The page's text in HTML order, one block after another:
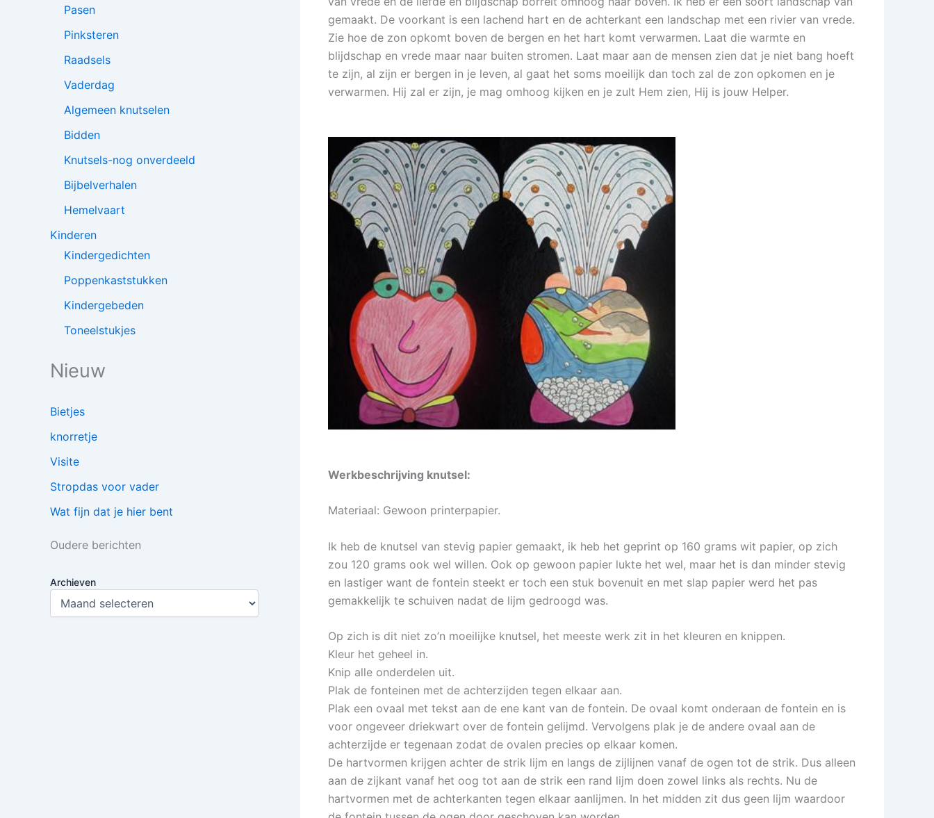
Pasen
Pinksteren
Raadsels
Vaderdag
Algemeen knutselen
Bidden
Knutsels-nog onverdeeld
Bijbelverhalen
Hemelvaart
Kinderen
Kindergedichten
Poppenkaststukken
Kindergebeden
Toneelstukjes
Nieuw
Bietjes
knorretje
Visite
Stropdas voor vader
Wat fijn dat je hier bent
Oudere berichten
Archieven
gemaakt. De voorkant is een lachend hart en de achterkant een landschap met een rivier van vrede.
Zie hoe de zon opkomt boven de bergen en het hart komt verwarmen. Laat die warmte en
blijdschap en vrede maar naar buiten stromen. Laat maar aan de mensen zien dat je niet bang hoeft
te zijn, al zijn er bergen in je leven, al gaat het soms moeilijk dan toch zal de zon opkomen en je
verwarmen. Hij zal er zijn, je mag omhoog kijken en je zult Hem zien, Hij is jouw Helper.
Werkbeschrijving knutsel:
Materiaal: Gewoon printerpapier.
Ik heb de knutsel van stevig papier gemaakt, ik heb het geprint op 160 grams wit papier, op zich
zou 120 grams ook wel willen. Ook op gewoon papier lukte het wel, maar het is dan minder stevig
en lastiger want de fontein steekt er toch een stuk bovenuit en met slap papier werd het pas
gemakkelijk te schuiven nadat de lijm gedroogd was.
Op zich is dit niet zo’n moeilijke knutsel, het meeste werk zit in het kleuren en knippen.
Kleur het geheel in.
Knip alle onderdelen uit.
Plak de fonteinen met de achterzijden tegen elkaar aan.
Plak een ovaal met tekst aan de ene kant van de fontein. De ovaal komt onderaan de fontein en is
voor ongeveer driekwart over de fontein gelijmd. Vervolgens plak je de andere ovaal aan de
achterzijde er tegenaan zodat de ovalen precies op elkaar komen.
De hartvormen krijgen achter de strik lijm en langs de zijlijnen vanaf de ogen tot de strik. Dus alleen
aan de zijkant vanaf het oog tot aan de strik een rand lijm doen zowel links als rechts. Nu de
hartvormen met de achterkanten tegen elkaar aanlijmen. In het midden zit dus geen lijm waardoor